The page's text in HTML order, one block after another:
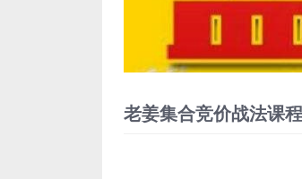
老姜集合竞价战法课